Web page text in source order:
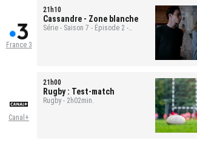
France 3
21h10
Cassandre - Zone blanche
Série - Saison 7 - Épisode 2 -
Canal+
21h00
Rugby : Test-match
Rugby - 2h02min.